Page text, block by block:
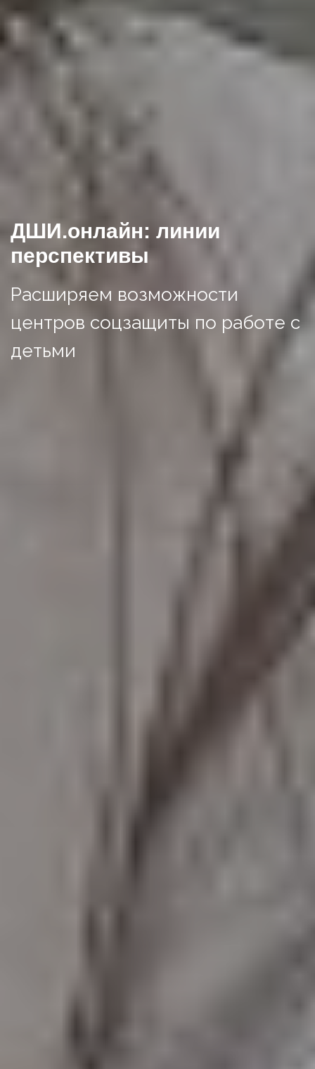
ДШИ.онлайн: линии
перспективы
Расширяем возможности
центров соцзащиты по работе с
детьми